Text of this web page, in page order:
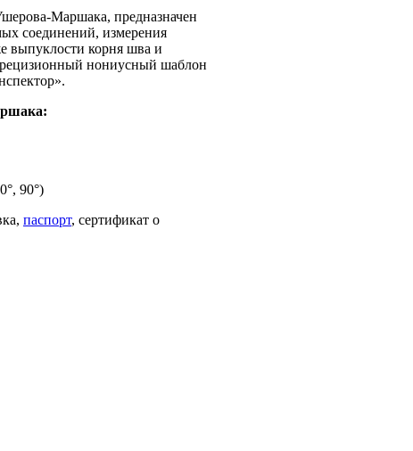
Маршака, предназначен
соединений, измерения
выпуклости корня шва и
нониусный шаблон
90°)
паспорт, сертификат о